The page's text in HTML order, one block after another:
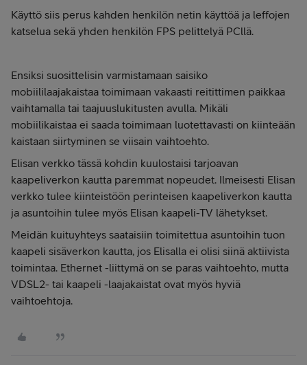
Käyttö siis perus kahden henkilön netin käyttöä ja leffojen
katselua sekä yhden henkilön FPS pelittelyä PCllä.
Ensiksi suosittelisin varmistamaan saisiko
mobiililaajakaistaa toimimaan vakaasti reitittimen paikkaa
vaihtamalla tai taajuuslukitusten avulla. Mikäli
mobiilikaistaa ei saada toimimaan luotettavasti on kiinteään
kaistaan siirtyminen se viisain vaihtoehto.
Elisan verkko tässä kohdin kuulostaisi tarjoavan
kaapeliverkon kautta paremmat nopeudet. Ilmeisesti Elisan
verkko tulee kiinteistöön perinteisen kaapeliverkon kautta
ja asuntoihin tulee myös Elisan kaapeli-TV lähetykset.
Meidän kuituyhteys saataisiin toimitettua asuntoihin tuon
kaapeli sisäverkon kautta, jos Elisalla ei olisi siinä aktiivista
toimintaa. Ethernet -liittymä on se paras vaihtoehto, mutta
VDSL2- tai kaapeli -laajakaistat ovat myös hyviä
vaihtoehtoja.